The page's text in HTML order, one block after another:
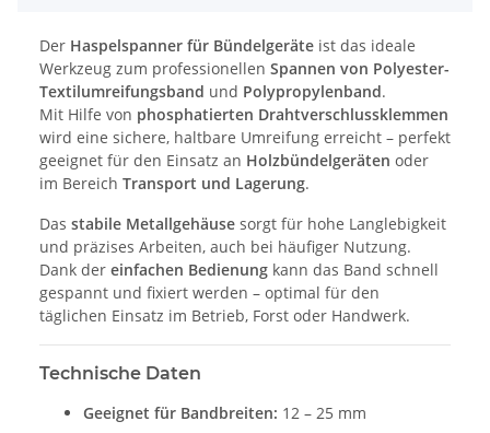
Der Haspelspanner für Bündelgeräte ist das ideale
Werkzeug zum professionellen Spannen von Polyester-
Textilumreifungsband und Polypropylenband.
Mit Hilfe von phosphatierten Drahtverschlussklemmen
wird eine sichere, haltbare Umreifung erreicht – perfekt
geeignet für den Einsatz an Holzbündelgeräten oder
im Bereich Transport und Lagerung.
Das stabile Metallgehäuse sorgt für hohe Langlebigkeit
und präzises Arbeiten, auch bei häufiger Nutzung.
Dank der einfachen Bedienung kann das Band schnell
gespannt und fixiert werden – optimal für den
täglichen Einsatz im Betrieb, Forst oder Handwerk.
Technische Daten
Geeignet für Bandbreiten: 12 – 25 mm